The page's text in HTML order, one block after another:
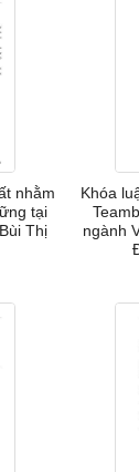
nhằm
tại
Thị
Khóa
ngành